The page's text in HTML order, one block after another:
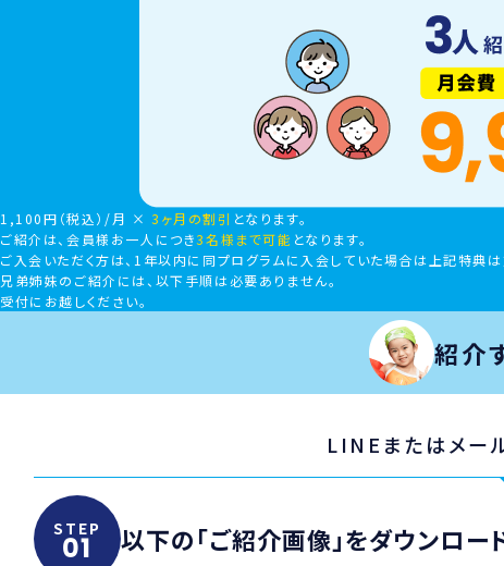
1,100円（税込）/月 × 3ヶ月の割引 となります。
ご紹介は、会員様お一人につき3名様まで可能 となります。
ご入会いただく方は、1年以内に同プログラムに入会していた場合は上記特典は
兄弟姉妹のご紹介には、以下手順は必要ありません。
受付にお越しください。
紹介
LINEまたはメー
STEP
01 以下の「ご紹介画像」をダウンロー